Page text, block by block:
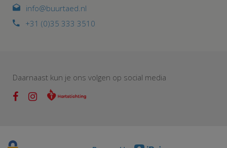
info@buurtaed.nl
+31 (0)35 333 3510
Daarnaast kun je ons volgen op social media